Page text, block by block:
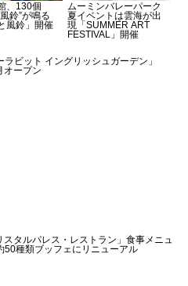
、130個
鈴”が鳴る
風鈴」開催
ムーミンバレーパーク
夏イベントは雲海が出
現「SUMMER ART
FESTIVAL」開催
ラビット イングリッシュガーデン」
オープン
スタルパレス・レストラン」食事メニュ
50種類ブッフェにリニューアル